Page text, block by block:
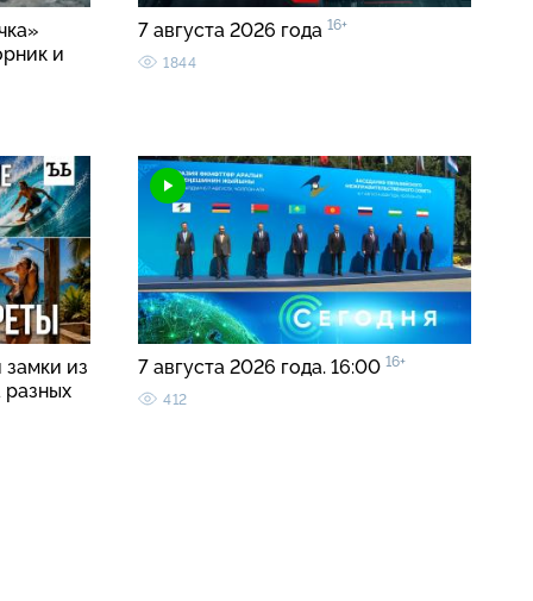
и
7 августа 2026 года 16+
1844
замки из
разных
7 августа 2026 года. 16:00 16+
412